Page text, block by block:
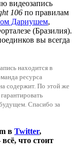
видеозапись
106 по правилам
Дариушем,
(Бразилия).
вы всегда
находится в
ресурса
содержит. По этой же
Спасибо за
в Twitter,
что стоит